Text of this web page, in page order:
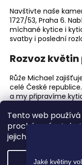
Tento web
procházením
jejich
Navštivte naše
1727/53, Praha 6.
míchané kytice i
svatby i poslední
Rozvoz
Růže Michael
celé České
a my připravíme
Proč zvolit
Prémiové
Ruční vazba
Kamenné
Jaké květiny